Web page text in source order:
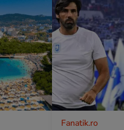
Fanatik.ro